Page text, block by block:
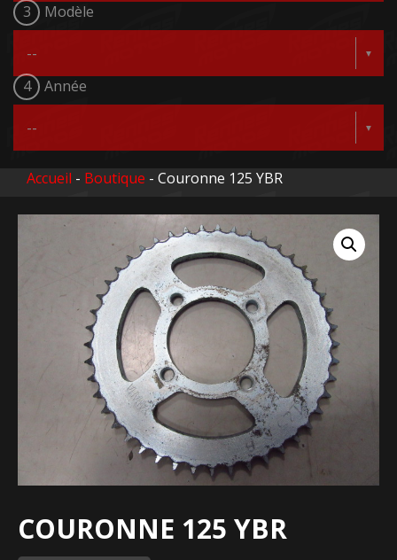
3 Modèle
4 Année
Accueil - Boutique - Couronne 125 YBR
COURONNE 125 YBR